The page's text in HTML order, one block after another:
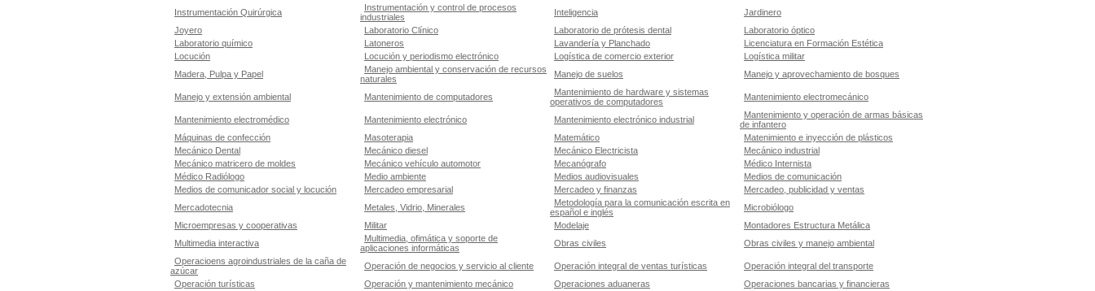
Instrumentación Quirúrgica
Instrumentación y control de procesos
industriales
Inteligencia
Jardinero
Joyero
Laboratorio Clínico Laboratorio de prótesis dental
Laboratorio óptico
Laboratorio químico
Latoneros Lavandería y Planchado
Licenciatura en Formación Estética
Locución
Locución y periodismo electrónico Logística de comercio exterior
Logística militar
Madera, Pulpa y Papel
Manejo ambiental y conservación de recursos
naturales
Manejo de suelos Manejo y aprovechamiento de bosques
Manejo y extensión ambiental Mantenimiento de computadores
Mantenimiento de hardware y sistemas
operativos de computadores
Mantenimiento electromecánico
Mantenimiento electromédico Mantenimiento electrónico Mantenimiento electrónico industrial
Mantenimiento y operación de armas básicas
de infantero
Máquinas de confección
Masoterapia Matemático
Matenimiento e inyección de plásticos
Mecánico Dental
Mecánico diesel Mecánico Electricista
Mecánico industrial
Mecánico matricero de moldes
Mecánico vehículo automotor Mecanógrafo
Médico Internista
Médico Radiólogo
Medio ambiente Medios audiovisuales
Medios de comunicación
Medios de comunicador social y locución
Mercadeo empresarial Mercadeo y finanzas
Mercadeo, publicidad y ventas
Mercadotecnia
Metales, Vidrio, Minerales
Metodología para la comunicación escrita en
español e inglés
Microbiólogo
Microempresas y cooperativas
Militar Modelaje
Montadores Estructura Metálica
Multimedia interactiva
Multimedia, ofimática y soporte de
aplicaciones informáticas
Obras civiles
Obras civiles y manejo ambiental
Operacioens agroindustriales de la caña de
azúcar
Operación de negocios y servicio al cliente Operación integral de ventas turísticas
Operación integral del transporte
Operación turísticas
Operación y mantenimiento mecánico Operaciones aduaneras
Operaciones bancarias y financieras